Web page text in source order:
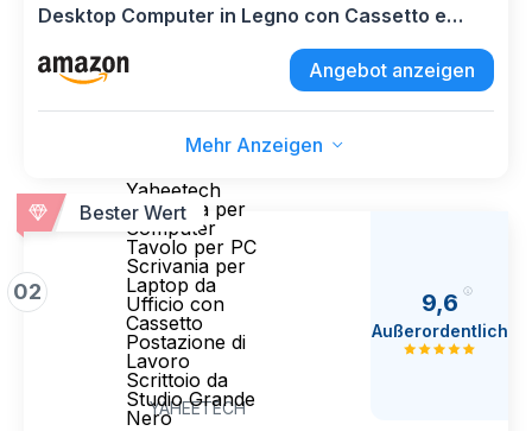
Desktop Computer in Legno con Cassetto e
Ripiano Portaoggetti per Postazione di Lavoro
Elegante 106 × 71,5 × 76,5 cm BiancoAngebot anzeigen
Mehr Anzeigen
Bester Wert
02
Yaheetech
Scrivania per
Computer
Tavolo per PC
Scrivania per
Laptop da
Ufficio con
Cassetto
Postazione di
Lavoro
Scrittoio da
Studio Grande
NeroYAHEETECH
9,6
Außerordentlich